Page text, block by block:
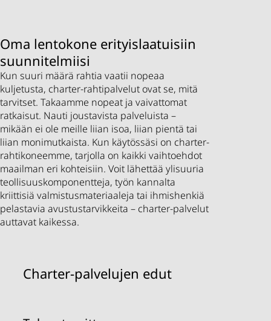
Oma lentokone erityislaatuisiin
suunnitelmiisi
Kun suuri määrä rahtia vaatii nopeaa
kuljetusta, charter-rahtipalvelut ovat se, mitä
tarvitset. Takaamme nopeat ja vaivattomat
ratkaisut. Nauti joustavista palveluista –
mikään ei ole meille liian isoa, liian pientä tai
liian monimutkaista. Kun käytössäsi on charter-
rahtikoneemme, tarjolla on kaikki vaihtoehdot
maailman eri kohteisiin. Voit lähettää ylisuuria
teollisuuskomponentteja, työn kannalta
kriittisiä valmistusmateriaaleja tai ihmishenkiä
pelastavia avustustarvikkeita – charter-palvelut
auttavat kaikessa.
Charter-palvelujen edut